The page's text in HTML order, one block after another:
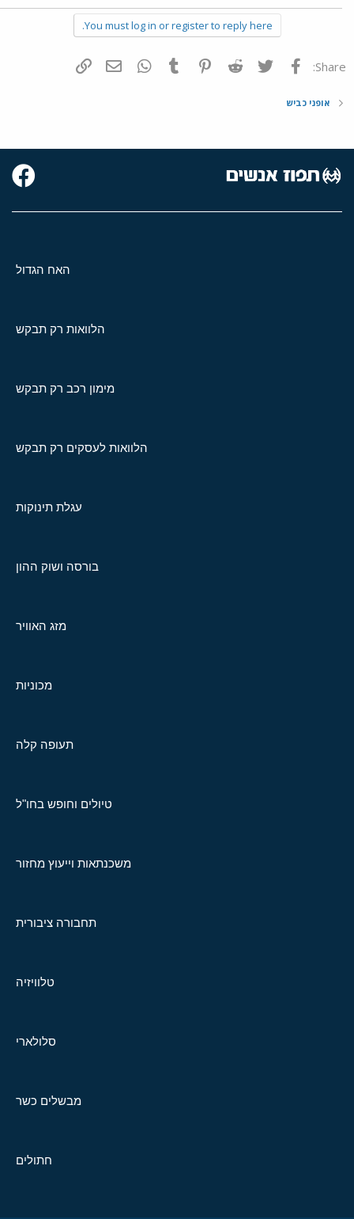
You must log in or register to reply here.
Share: פייסבוק Twitter
Reddit
Pinterest
Tumblr
WhatsAppדואר אלקטרוני
אופני כביש
האח הגדול
הלוואות רק תבקש
מימון רכב רק תבקש
הלוואות לעסקים רק תבקש
עגלת תינוקות
בורסה ושוק ההון
מזג האוויר
מכוניות
תעופה קלה
טיולים וחופש בחו"ל
משכנתאות וייעוץ מחזור
תחבורה ציבורית
טלוויזיה
סלולארי
מבשלים כשר
חתולים